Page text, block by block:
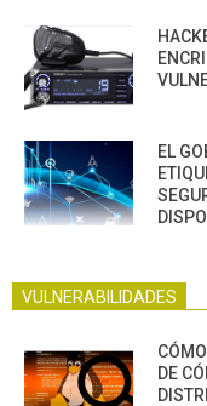
EL
VULNERABILIDADES
DE